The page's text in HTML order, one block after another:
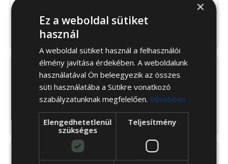
Polo kanapé
Lounge kanapé
469 900 -tól
×
Ez a weboldal sütiket
használ
A weboldal sütiket használ a felhasználói
élmény javítása érdekében. A weboldalunk
használatával Ön beleegyezik az összes
süti használatába a Sütikre vonatkozó
szabályzatunknak megfelelően. Bővebben
Elengedhetetlenül
szükséges
Teljesítmény